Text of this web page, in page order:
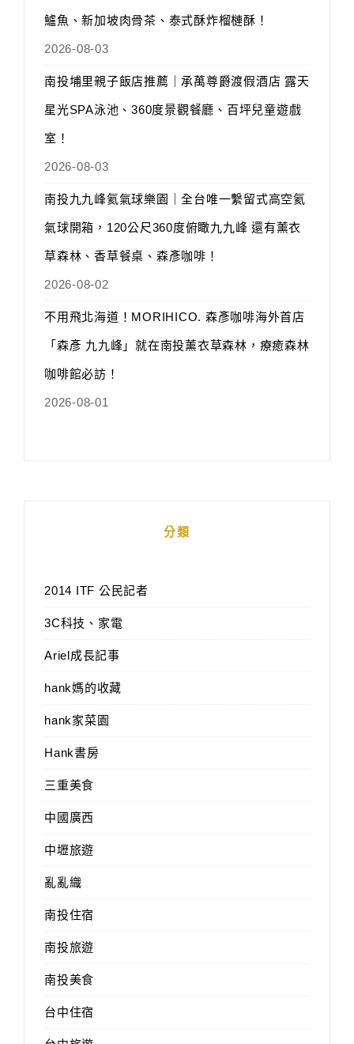
鱸魚、新加坡肉骨茶、泰式酥炸榴槤酥！
2026-08-03
南投埔里親子飯店推薦｜承萬尊爵渡假酒店 露天
星光SPA泳池、360度景觀餐廳、百坪兒童遊戲
室！
2026-08-03
南投九九峰氦氣球樂園｜全台唯一繫留式高空氦
氣球開箱，120公尺360度俯瞰九九峰 還有薰衣
草森林、香草餐桌、森彥咖啡！
2026-08-02
不用飛北海道！MORIHICO. 森彥咖啡海外首店
「森彥 九九峰」就在南投薰衣草森林，療癒森林
咖啡館必訪！
2026-08-01
分類
2014 ITF 公民記者
3C科技、家電
Ariel成長記事
hank媽的收藏
hank家菜園
Hank書房
三重美食
中國廣西
中壢旅遊
亂亂織
南投住宿
南投旅遊
南投美食
台中住宿